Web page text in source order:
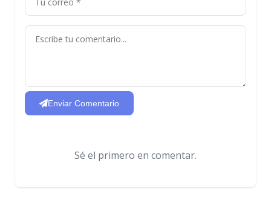
Enviar Comentario
Sé el primero en comentar.